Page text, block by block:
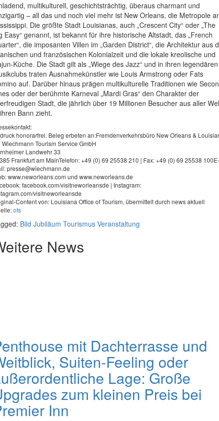
multikulturell, geschichtsträchtig, überaus charmant und
– all das und noch viel mehr ist New Orleans, die Metropole
Die größte Stadt Louisianas, auch „Crescent City“ oder „The
Easy“ genannt, ist bekannt für ihre historische Altstadt, das „French
die imposanten Villen im „Garden District“, die Architektur aus
und französischen Kolonialzeit und die lokale kreolische und
Küche. Die Stadt gilt als „Wiege des Jazz“ und in ihren legendären
traten Ausnahmekünstler wie Louis Armstrong oder Fats
auf. Darüber hinaus prägen multikulturelle Traditionen wie
oder der berühmte Karneval „Mardi Gras“ den Charakter der
Stadt, die jährlich über 19 Millionen Besucher aus aller
Bann zieht.
honorarfrei. Beleg erbeten an:Fremdenverkehrsbüro New Orleans &
Wiechmann Tourism Service GmbH
Landwehr 33
Frankfurt am MainTelefon: +49 (0) 69 25538 210 | Fax: +49 (0) 69 25538 100E-
presse@wiechmann.de
www.neworleans.com und www.neworleans.de
facebook.com/visitneworleansde | Instagram:
visitneworleansde
Content von: Louisiana Office of Tourism, übermittelt durch news aktuell
ots
Bild Jubiläum Tourismus Veranstaltung
News
mit Dachterrasse und
Suiten-Feeling oder
Lage: Große
zum kleinen Preis bei
Inn